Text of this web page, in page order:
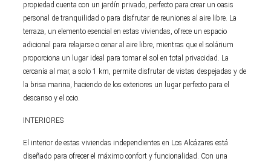
propiedad cuenta con un jardín privado, perfecto para crear un oasis
personal de tranquilidad o para disfrutar de reuniones al aire libre. La
terraza, un elemento esencial en estas viviendas, ofrece un espacio
adicional para relajarse o cenar al aire libre, mientras que el solárium
proporciona un lugar ideal para tomar el sol en total privacidad. La
cercanía al mar, a solo 1 km, permite disfrutar de vistas despejadas y de
la brisa marina, haciendo de los exteriores un lugar perfecto para el
descanso y el ocio.
INTERIORES
El interior de estas viviendas independientes en Los Alcázares está
diseñado para ofrecer el máximo confort y funcionalidad. Con una